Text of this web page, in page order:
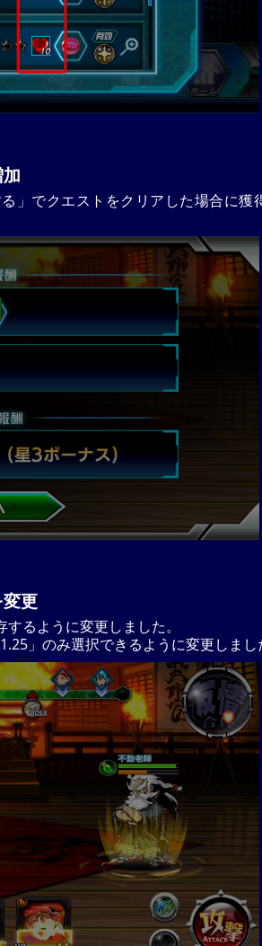
」でクエストをクリアした場合に獲
更
るように変更しました。
」のみ選択できるように変更しまし